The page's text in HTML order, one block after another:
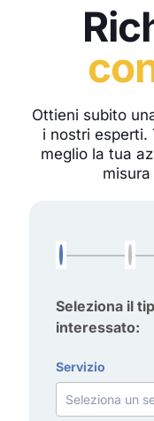
Ottieni subito
i nostri esperti.
meglio la tua
Seleziona il
interessato:
Servizio